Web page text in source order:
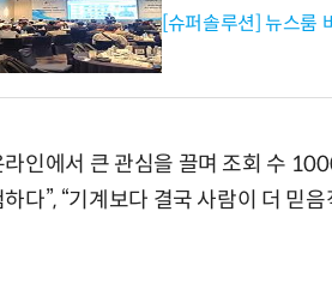
[슈퍼솔루션] 뉴스룸
라인에서 큰 관심을 끌며 조회 수
다”, “기계보다 결국 사람이 더 믿